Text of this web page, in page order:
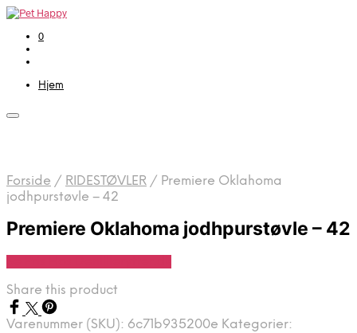
0
Hjem
Forside / RIDESTØVLER / Premiere Oklahoma
jodhpurstøvle – 42
Premiere Oklahoma jodhpurstøvle – 42
Share this product
Varenummer (SKU): 6c71b935200e Kategorier: